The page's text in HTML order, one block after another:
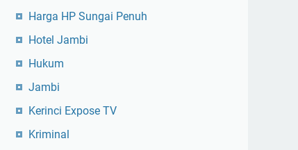
Harga HP Sungai Penuh
Hotel Jambi
Hukum
Jambi
Kerinci Expose TV
Kriminal